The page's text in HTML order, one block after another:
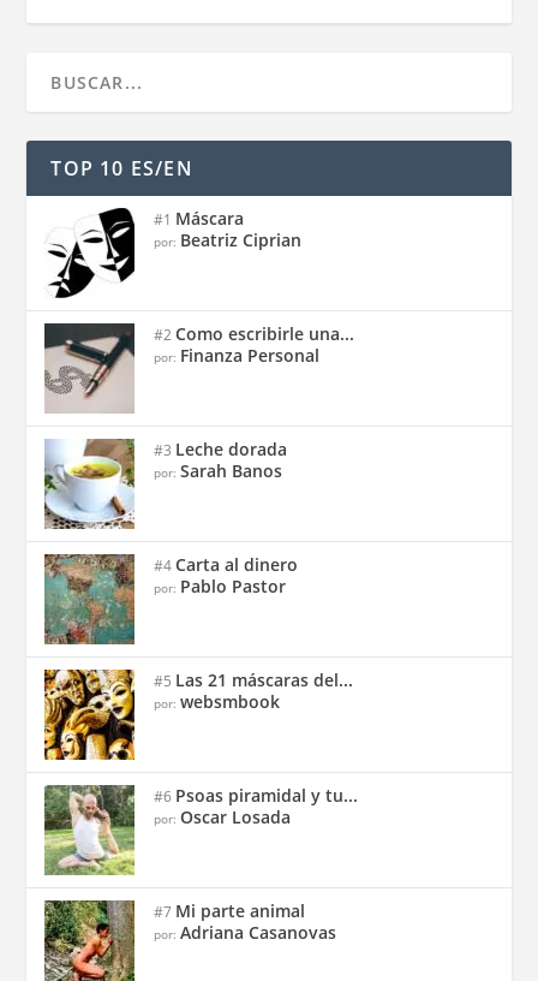
TOP 10 ES/EN
#1 Máscara
por: Beatriz Ciprian
#2Como escribirle una...
por: Finanza Personal
#3 Leche dorada
por:Sarah Banos
#4Carta al dinero
por: Pablo Pastor
#5 Las 21 máscaras del...
por:websmbook
#6 Psoas piramidal y tu...
por:Oscar Losada
#7 Mi parte animal
por:Adriana Casanovas